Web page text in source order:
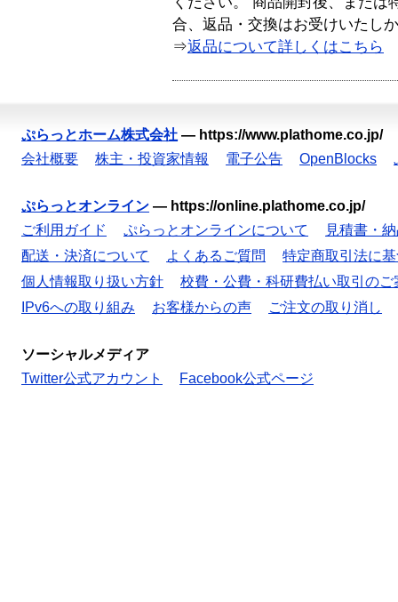
合、返品・交換はお受けいたし
⇒返品について詳しくはこちら
ぷらっとホーム株式会社 — https://www.plathome.co.jp/
会社概要
株主・投資家情報 電子公告 OpenBlocks
ぷらっとオンライン — https://online.plathome.co.jp/
ご利用ガイド
ぷらっとオンラインについて
見積書・
配送・決済について
よくあるご質問
特定商取引法に
個人情報取り扱い方針
校費・公費・科研費払い取引のご
IPv6への取り組み
お客様からの声 ご注文の取り消し
ソーシャルメディア
Twitter公式アカウント
Facebook公式ページ